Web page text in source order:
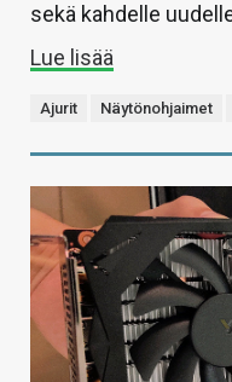
sekä kahdelle
Lue lisää
Ajurit Näytönohjaimet